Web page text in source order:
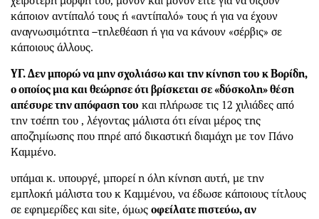
κάποιον αντίπαλό τους ή «αντίπαλό» τους ή για να έχουν
αναγνωσιμότητα –τηλεθέαση ή για να κάνουν «σέρβις» σε
κάποιους άλλους.
ΥΓ. Δεν μπορώ να μην σχολιάσω και την κίνηση του κ Βορίδη,
ο οποίος μια και θεώρησε ότι βρίσκεται σε «δύσκολη» θέση
απέσυρε την απόφαση του και πλήρωσε τις 12 χιλιάδες από
την τσέπη του , λέγοντας μάλιστα ότι είναι μέρος της
αποζημίωσης που πηρέ από δικαστική διαμάχη με τον Πάνο
Καμμένο.
υπάμαι κ. υπουργέ, μπορεί η όλη κίνηση αυτή, με την
εμπλοκή μάλιστα του κ Καμμένου, να έδωσε κάποιους τίτλους
σε εφημερίδες και site, όμως οφείλατε πιστεύω, αν